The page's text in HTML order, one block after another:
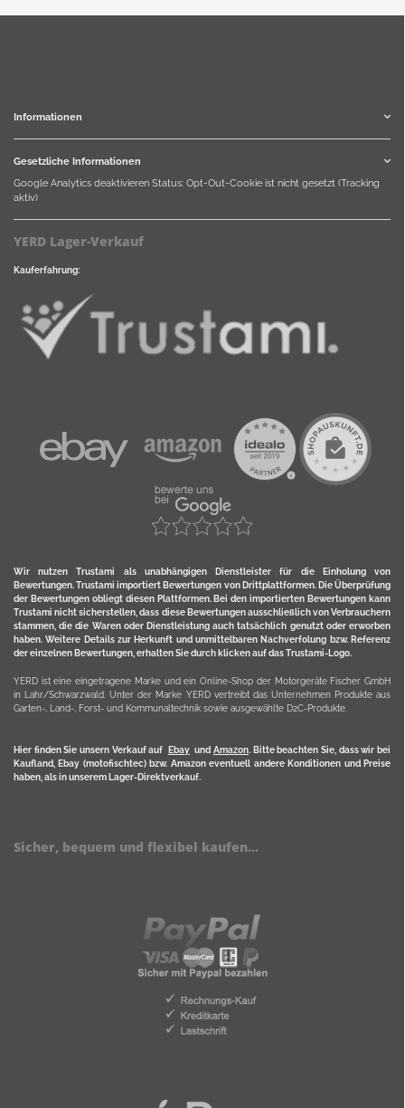
Informationen
Gesetzliche Informationen
Google Analytics deaktivieren Status: Opt-Out-Cookie ist nicht gesetzt (Tracking
aktiv)
YERD Lager-Verkauf
Kauferfahrung:
Wir nutzen Trustami als unabhängigen Dienstleister für die Einholung von
Bewertungen. Trustami importiert Bewertungen von Drittplattformen. Die Überprüfung
der Bewertungen obliegt diesen Plattformen. Bei den importierten Bewertungen kann
Trustami nicht sicherstellen, dass diese Bewertungen ausschließlich von Verbrauchern
stammen, die die Waren oder Dienstleistung auch tatsächlich genutzt oder erworben
haben. Weitere Details zur Herkunft und unmittelbaren Nachverfolung bzw. Referenz
der einzelnen Bewertungen, erhalten Sie durch klicken auf das Trustami-Logo.
YERD ist eine eingetragene Marke und ein Online-Shop der Motorgeräte Fischer GmbH
in Lahr/Schwarzwald. Unter der Marke YERD vertreibt das Unternehmen Produkte aus
Garten-, Land-, Forst- und Kommunaltechnik sowie ausgewählte D2C-Produkte.
Hier finden Sie unsern Verkauf auf Ebayund Amazon. Bitte beachten Sie, dass wir bei
Kaufland, Ebay (motofischtec) bzw. Amazon eventuell andere Konditionen und Preise
haben, als in unserem Lager-Direktverkauf.
Sicher, bequem und flexibel kaufen...